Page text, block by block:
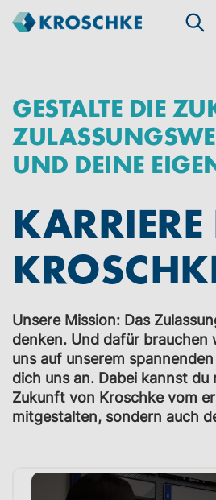
GESTALTE DIE
UND DEINE
KARRIERE
Unsere Mission: Das
denken. Und dafür brauchen
uns auf unserem
dich uns an. Dabei kannst du
Zukunft von Kroschke vom
mitgestalten, sondern auch